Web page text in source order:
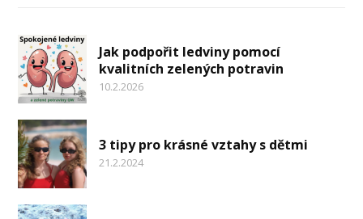
Jak podpořit ledviny pomocí
kvalitních zelených potravin
10.2.2026
3 tipy pro krásné vztahy s dětmi
21.2.2024